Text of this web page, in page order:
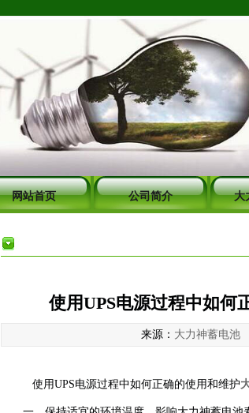
网站首页 公司简介 大
使用UPS电源过程中如何
来源： 大力神蓄电池
使用UPS电源过程中如何正确的使用和维护